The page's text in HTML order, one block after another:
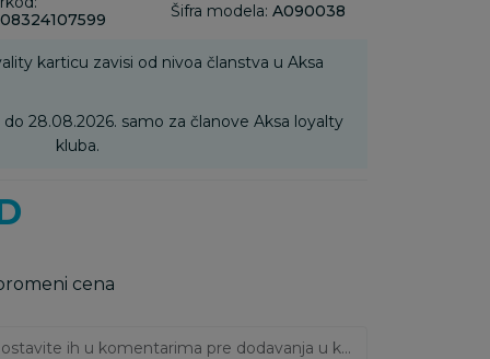
Šifra modela: A090038
karticu zavisi od nivoa članstva u Aksa
do 28.08.2026. samo za članove Aksa loyalty
kluba.
cena
Ukoliko imate napomene, ostavite ih u komentarima pre dodavanja u korpu: